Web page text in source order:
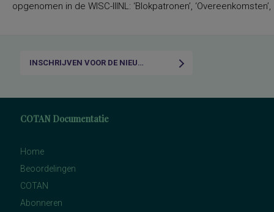
opgenomen in de WISC-IIINL: ‘Blokpatronen’,
INSCHRIJVEN VOOR DE NIEUWSBRIEF
COTAN Documentatie
Home
Beoordelingen
COTAN
Abonneren